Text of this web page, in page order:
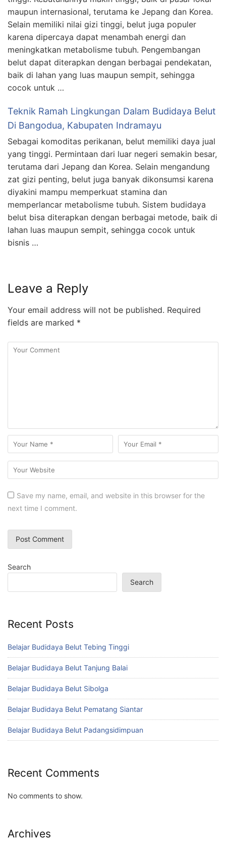
maupun internasional, terutama ke Jepang dan Korea.
Selain memiliki nilai gizi tinggi, belut juga populer
karena dipercaya dapat menambah energi dan
meningkatkan metabolisme tubuh. Pengembangan
belut dapat diterapkan dengan berbagai pendekatan,
baik di lahan yang luas maupun sempit, sehingga
cocok untuk …
Teknik Ramah Lingkungan Dalam Budidaya Belut
Di Bangodua, Kabupaten Indramayu
Sebagai komoditas perikanan, belut memiliki daya jual
yang tinggi. Permintaan dari luar negeri semakin besar,
terutama dari Jepang dan Korea. Selain mengandung
zat gizi penting, belut juga banyak dikonsumsi karena
diyakini mampu memperkuat stamina dan
memperlancar metabolisme tubuh. Sistem budidaya
belut bisa diterapkan dengan berbagai metode, baik di
lahan luas maupun sempit, sehingga cocok untuk
bisnis …
Leave a Reply
Your email address will not be published. Required
fields are marked *
Save my name, email, and website in this browser for the
next time I comment.
Search
Search
Recent Posts
Belajar Budidaya Belut Tebing Tinggi
Belajar Budidaya Belut Tanjung Balai
Belajar Budidaya Belut Sibolga
Belajar Budidaya Belut Pematang Siantar
Belajar Budidaya Belut Padangsidimpuan
Recent Comments
No comments to show.
Archives